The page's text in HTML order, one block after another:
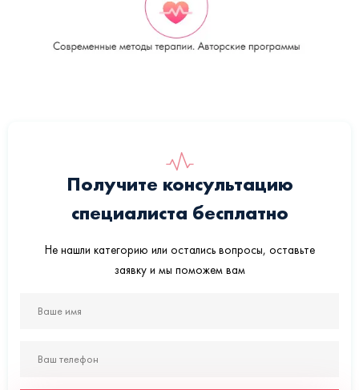
Получите консультацию
специалиста бесплатно
Не нашли категорию или остались вопросы, оставьте
заявку и мы поможем вам